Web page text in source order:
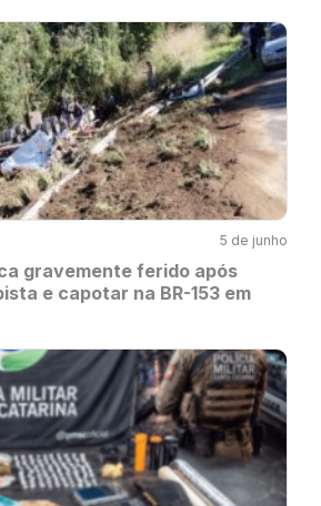
5 de junho
gravemente ferido após
e capotar na BR-153 em